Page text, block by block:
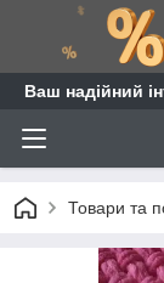
Ваш надійний
Товари та